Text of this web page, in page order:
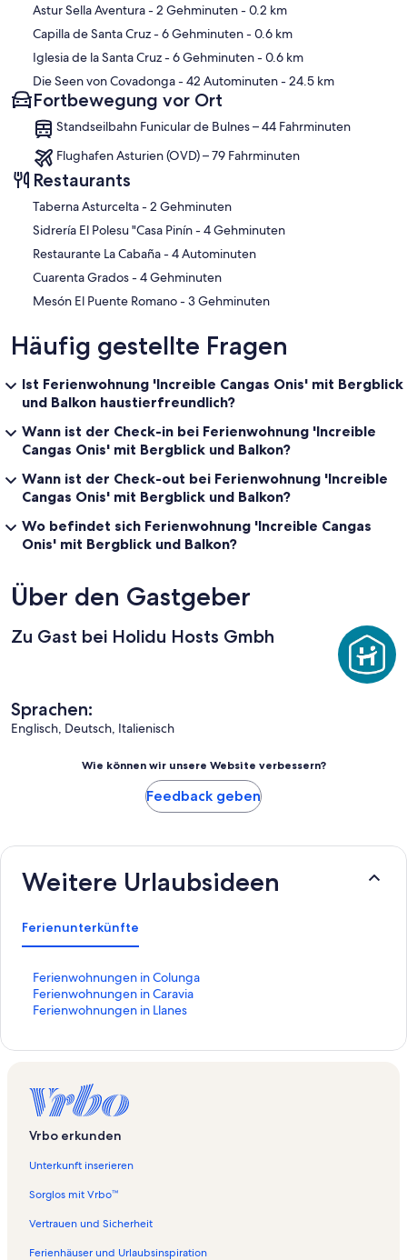
Astur Sella Aventura- 2 Gehminuten- 0.2 km
Capilla de Santa Cruz- 6 Gehminuten- 0.6 km
Iglesia de la Santa Cruz- 6 Gehminuten- 0.6 km
Die Seen von Covadonga- 42 Autominuten- 24.5 km
Fortbewegung vor Ort
Standseilbahn Funicular de Bulnes – 44 Fahrminuten
Flughafen Asturien (OVD) – 79 Fahrminuten
Restaurants
‪Taberna Asturcelta - ‬2 Gehminuten
‪Sidrería El Polesu "Casa Pinín - ‬4 Gehminuten
‪Restaurante La Cabaña - ‬4 Autominuten
‪Cuarenta Grados - ‬4 Gehminuten
‪Mesón El Puente Romano - ‬3 Gehminuten
Häufig gestellte Fragen
Ist Ferienwohnung 'Increible Cangas Onis' mit Bergblick
und Balkon haustierfreundlich?
Wann ist der Check-in bei Ferienwohnung 'Increible
Cangas Onis' mit Bergblick und Balkon?
Wann ist der Check-out bei Ferienwohnung 'Increible
Cangas Onis' mit Bergblick und Balkon?
Wo befindet sich Ferienwohnung 'Increible Cangas
Onis' mit Bergblick und Balkon?
Über den Gastgeber
Zu Gast bei Holidu Hosts Gmbh
Sprachen:
Englisch, Deutsch, Italienisch
Wie können wir unsere Website verbessern?
Feedback geben
Weitere Urlaubsideen
Ferienunterkünfte
Ferienwohnungen in Colunga
L
i
n
r
d
e
o
l
e
d
Ferienwohnungen in Caravia
L
i
e
r
i
f
o
g
n
Ferienwohnungen in Llanes
L
d
e
d
e
f
l
e
Vrbo erkunden
Unterkunft inserieren
Sorglos mit Vrbo™
Vertrauen und Sicherheit
Ferienhäuser und Urlaubsinspiration